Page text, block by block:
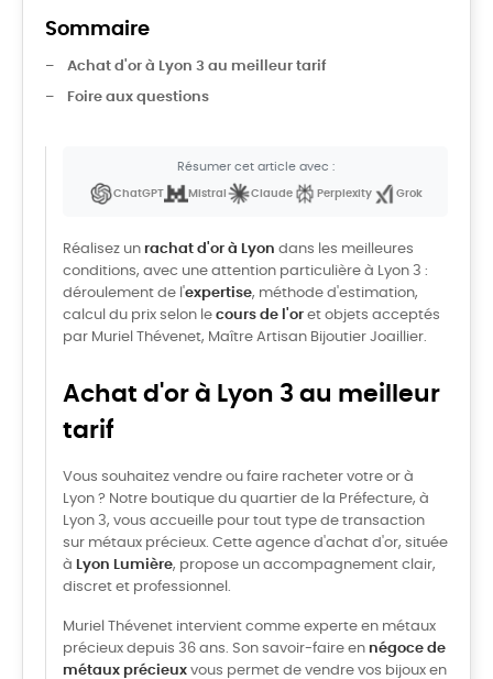
Sommaire
Achat d'or à Lyon 3 au meilleur tarif
Foire aux questions
Résumer cet article avec :
ChatGPT Mistral Claude Perplexity Grok
Réalisez un rachat d'or à Lyon dans les meilleures
conditions, avec une attention particulière à Lyon 3 :
déroulement de l'expertise, méthode d'estimation,
calcul du prix selon le cours de l'or et objets acceptés
par Muriel Thévenet, Maître Artisan Bijoutier Joaillier.
Achat d'or à Lyon 3 au meilleur
tarif
Vous souhaitez vendre ou faire racheter votre or à
Lyon ? Notre boutique du quartier de la Préfecture, à
Lyon 3, vous accueille pour tout type de transaction
sur métaux précieux. Cette agence d'achat d'or, située
à Lyon Lumière, propose un accompagnement clair,
discret et professionnel.
Muriel Thévenet intervient comme experte en métaux
précieux depuis 36 ans. Son savoir-faire en négoce de
métaux précieux vous permet de vendre vos bijoux en